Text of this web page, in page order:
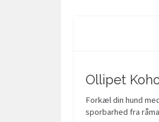
Ollipet
Forkæl din hund
sporbarhed fra